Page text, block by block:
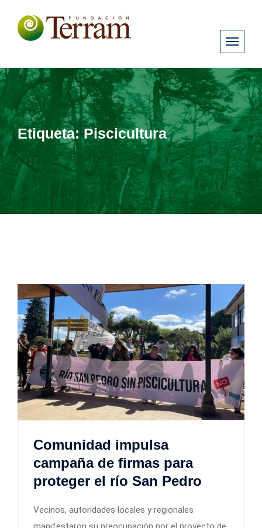
Etiqueta:Piscicultura
Comunidad impulsa
campaña de firmas para
proteger el río San Pedro
Vecinos, autoridades locales y regionales